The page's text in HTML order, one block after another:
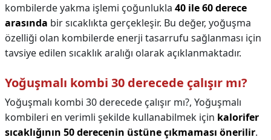
kombilerde yakma işlemi çoğunlukla 40 ile 60 derece
arasında bir sıcaklıkta gerçekleşir. Bu değer, yoğuşma
özelliği olan kombilerde enerji tasarrufu sağlanması için
tavsiye edilen sıcaklık aralığı olarak açıklanmaktadır.
Yoğuşmalı kombi 30 derecede çalışır mı?
Yoğuşmalı kombi 30 derecede çalışır mı?, Yoğuşmalı
kombileri en verimli şekilde kullanabilmek için kalorifer
sıcaklığının 50 derecenin üstüne çıkmaması önerilir.